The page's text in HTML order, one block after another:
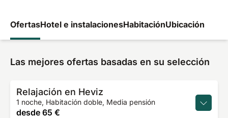
OfertasHotel e instalacionesHabitaciónUbicación
Las mejores ofertas basadas en su selección
Relajación en Heviz
1 noche, Habitación doble, Media pensión
desde 65 €